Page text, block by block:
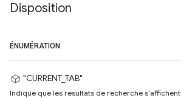
Disposition
ÉNUMÉRATION
"CURRENT_TAB"
Indique que les résultats de recherche